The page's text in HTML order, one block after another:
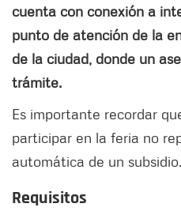
cuenta con conexión a
punto de atención de la
de la ciudad, donde un
trámite.
Es importante recordar
participar en la feria no
automática de un subsidio.
Requisitos